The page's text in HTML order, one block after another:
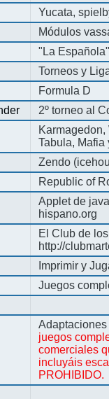
Yucata,
Módulos
"La
Torneos y
Formula D
2º torneo al
Tabula, Mafia
Zendo
Republic of
Applet de
hispano.org
El Club de
http://
Imprimir y
Juegos
juegos
comerciales
incluyáis
PROHIBIDO.